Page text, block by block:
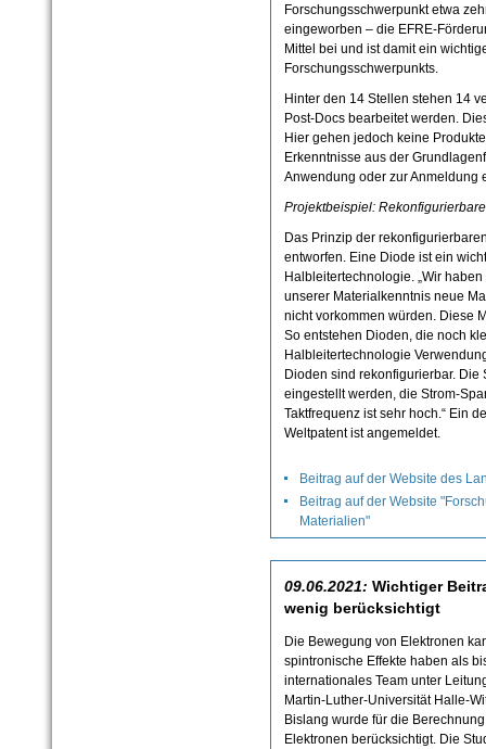
Forschungsschwerpunkt etwa
eingeworben – die EFRE-
Mittel bei und ist damit ein
Forschungsschwerpunkts.
Hinter den 14 Stellen stehen 14
Post-Docs bearbeitet werden.
Hier gehen jedoch keine
Erkenntnisse aus der
Anwendung oder zur Anmeldung
Projektbeispiel:
Das Prinzip der
entworfen. Eine Diode ist ein
Halbleitertechnologie. „Wir
unserer Materialkenntnis neue
nicht vorkommen würden. Diese
So entstehen Dioden, die noch
Halbleitertechnologie
Dioden sind rekonfigurierbar.
eingestellt werden, die Strom-
Taktfrequenz ist sehr hoch.“ Ein
Weltpatent ist angemeldet.
Beitrag auf der Website des
Beitrag auf der Website
Materialien"
09.06.2021: Wichtiger
wenig berücksichtigt
Die Bewegung von Elektronen
spintronische Effekte haben als
internationales Team unter
Martin-Luther-Universität Halle-
Bislang wurde für die
Elektronen berücksichtigt. Die